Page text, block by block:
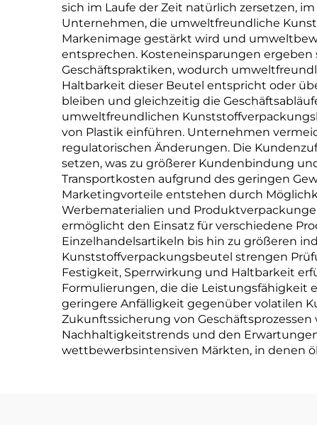
sich im Laufe der Zeit natürlich zersetzen,
Unternehmen, die umweltfreundliche
Markenimage gestärkt wird und
entsprechen. Kosteneinsparungen
Geschäftspraktiken, wodurch
Haltbarkeit dieser Beutel entspricht oder
bleiben und gleichzeitig die
umweltfreundlichen
von Plastik einführen. Unternehmen
regulatorischen Änderungen. Die
setzen, was zu größerer Kundenbindung
Transportkosten aufgrund des geringen
Marketingvorteile entstehen durch
Werbematerialien und
ermöglicht den Einsatz für verschiedene
Einzelhandelsartikeln bis hin zu größeren
Kunststoffverpackungsbeutel strengen
Festigkeit, Sperrwirkung und Haltbarkeit
Formulierungen, die die Leistungsfähigkeit
geringere Anfälligkeit gegenüber volatilen
Zukunftssicherung von
Nachhaltigkeitstrends und den
wettbewerbsintensiven Märkten, in denen